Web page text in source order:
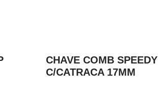
CHAVE COMB SPEEDY
C/CATRACA 17MM